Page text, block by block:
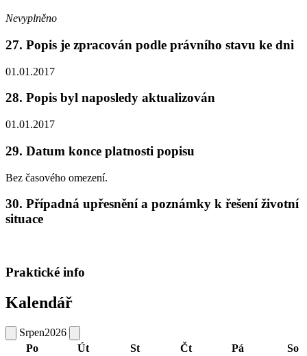
Nevyplněno
27. Popis je zpracován podle právního stavu ke dni
01.01.2017
28. Popis byl naposledy aktualizován
01.01.2017
29. Datum konce platnosti popisu
Bez časového omezení.
30. Případná upřesnění a poznámky k řešení životní
situace
Praktické info
Kalendář
Srpen2026
Po
Út St Čt Pá
So